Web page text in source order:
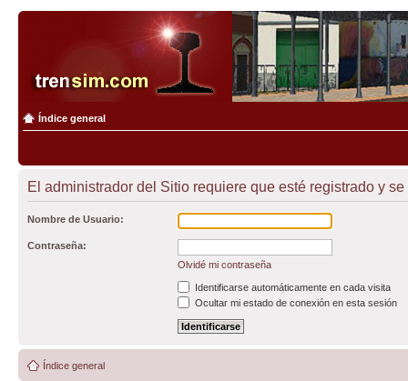
Índice general
El administrador del Sitio requiere que esté registrado y
Nombre de Usuario:
Contraseña:
Olvidé mi contraseña
Identificarse automáticamente en cada visita
Ocultar mi estado de conexión en esta sesión
Índice general